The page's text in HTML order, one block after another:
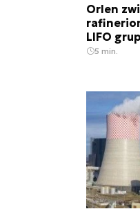
Orlen
LIFO
5 min.